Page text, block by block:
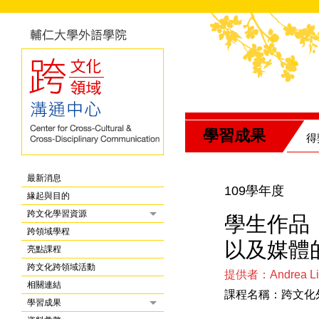
最新消息
緣起與目的
跨文化學習資源
跨領域學程
亮點課程
跨文化跨領域活動
相關連結
學習成果
學習成果 得
109學年度
學生作品
以及媒體
提供者：Andrea
課程名稱：跨文